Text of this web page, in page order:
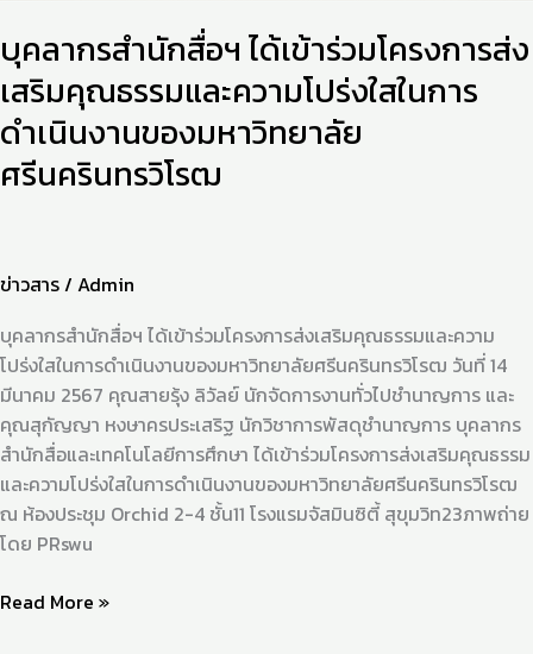
บุคลากรสำนักสื่อฯ ได้เข้าร่วมโครงการส่ง
เสริมคุณธรรมและความโปร่งใสในการ
ดำเนินงานของมหาวิทยาลัย
ศรีนครินทรวิโรฒ
ข่าวสาร/ Admin
บุคลากรสำนักสื่อฯ ได้เข้าร่วมโครงการส่งเสริมคุณธรรมและความ
โปร่งใสในการดำเนินงานของมหาวิทยาลัยศรีนครินทรวิโรฒ วันที่ 14
มีนาคม 2567 คุณสายรุ้ง ลิวัลย์ นักจัดการงานทั่วไปชำนาญการ และ
คุณสุกัญญา หงษาครประเสริฐ นักวิชาการพัสดุชำนาญการ บุคลากร
สำนักสื่อและเทคโนโลยีการศึกษา ได้เข้าร่วมโครงการส่งเสริมคุณธรรม
และความโปร่งใสในการดำเนินงานของมหาวิทยาลัยศรีนครินทรวิโรฒ
ณ ห้องประชุม Orchid 2-4 ชั้น11 โรงแรมจัสมินซิตี้ สุขุมวิท23ภาพถ่าย
โดย PRswu
โปร่งใส
ใน
การ
ดำเนิน
งาน
ของ
Read More »